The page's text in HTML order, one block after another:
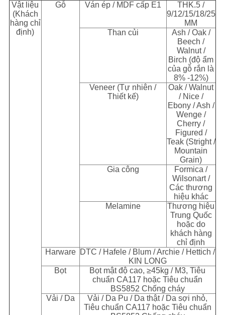
Vật liệu
(Khách
hàng chỉ
định)
Gỗ Ván ép / MDF cấp E1
THK.5 /
9/12/15/18/25
MM
Than củi
Ash / Oak /
Beech /
Walnut /
Birch (độ ẩm
của gỗ rắn là
8% -12%)
Veneer (Tự nhiên /
Thiết kế)
Oak / Walnut
/ Nice /
Ebony / Ash /
Wenge /
Cherry /
Figured /
Teak (Stright /
Mountain
Grain)
Gia công
Formica /
Wilsonart /
Các thương
hiệu khác
Melamine
Thương hiệu
Trung Quốc
hoặc do
khách hàng
chỉ định
Harware DTC / Hafele / Blum / Archie / Hettich /
KIN LONG
Bọt
Bọt mật độ cao, ≥45kg / M3, Tiêu
chuẩn CA117 hoặc Tiêu chuẩn
BS5852 Chống cháy
Vải / Da
Vải / Da Pu / Da thật / Da sợi nhỏ,
Tiêu chuẩn CA117 hoặc Tiêu chuẩn